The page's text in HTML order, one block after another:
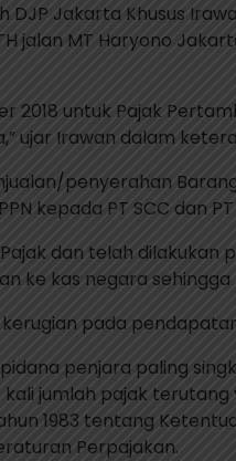
Jakarta Khusus
jalan MT Haryono
2018 untuk Pajak
ujar Irawan dalam
penyerahan
kepada PT SCC dan PT
dan telah dilakukan
ke kas negara
pada
penjara paling
jumlah pajak
1983 tentang
Perpajakan.